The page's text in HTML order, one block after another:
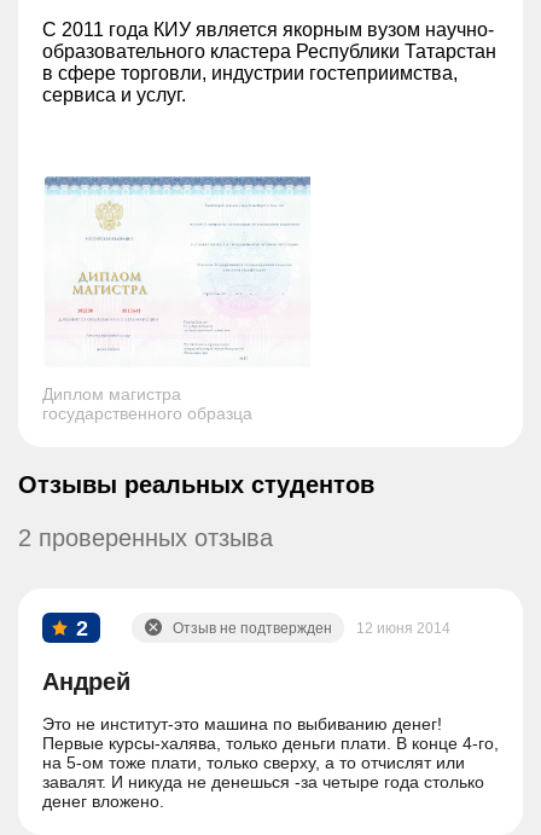
С 2011 года КИУ является якорным вузом научно-
образовательного кластера Республики Татарстан
в сфере торговли, индустрии гостеприимства,
сервиса и услуг.
Диплом магистра
государственного образца
Отзывы реальных студентов
2 проверенных отзыва
2
Андрей
12 июня 2014
Отзыв не подтвержден
Это не институт-это машина по выбиванию денег!
Первые курсы-халява, только деньги плати. В конце 4-го,
на 5-ом тоже плати, только сверху, а то отчислят или
завалят. И никуда не денешься -за четыре года столько
денег вложено.